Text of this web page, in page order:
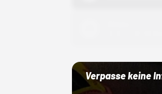
Verpasse keine